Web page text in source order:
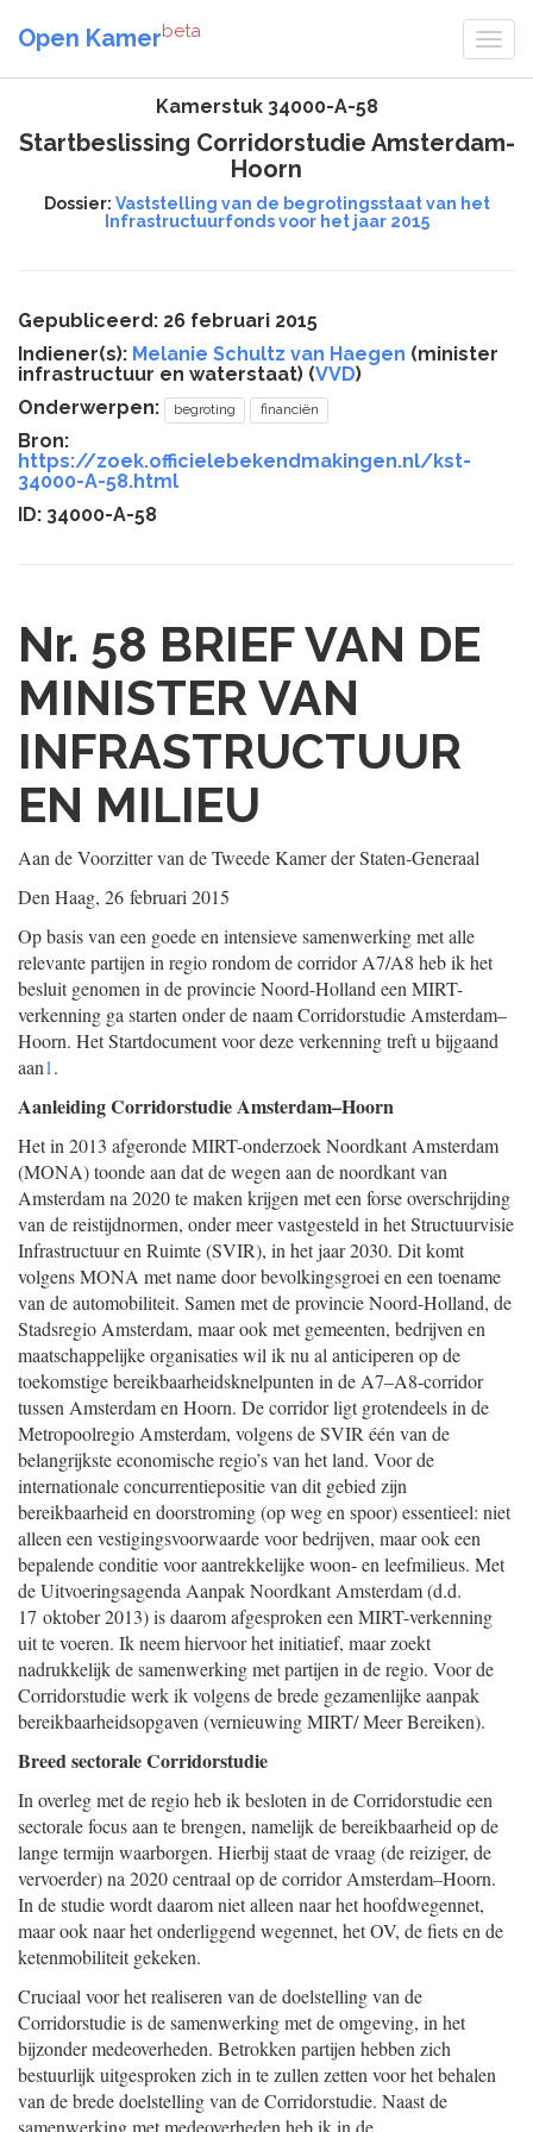
Open Kamerbeta
Kamerstuk 34000-A-58
Startbeslissing Corridorstudie Amsterdam-
Hoorn
Dossier: Vaststelling van de begrotingsstaat van het
Infrastructuurfonds voor het jaar 2015
Gepubliceerd: 26 februari 2015
Indiener(s): Melanie Schultz van Haegen (minister
infrastructuur en waterstaat) (VVD)
Onderwerpen:
begroting financiën
Bron:
https://zoek.officielebekendmakingen.nl/kst-
34000-A-58.html
ID: 34000-A-58
Nr. 58 BRIEF VAN DE
MINISTER VAN
INFRASTRUCTUUR
EN MILIEU
Aan de Voorzitter van de Tweede Kamer der Staten-Generaal
Den Haag, 26 februari 2015
Op basis van een goede en intensieve samenwerking met alle
relevante partijen in regio rondom de corridor A7/A8 heb ik het
besluit genomen in de provincie Noord-Holland een MIRT-
verkenning ga starten onder de naam Corridorstudie Amsterdam–
Hoorn. Het Startdocument voor deze verkenning treft u bijgaand
aan1.
Aanleiding Corridorstudie Amsterdam–Hoorn
Het in 2013 afgeronde MIRT-onderzoek Noordkant Amsterdam
(MONA) toonde aan dat de wegen aan de noordkant van
Amsterdam na 2020 te maken krijgen met een forse overschrijding
van de reistijdnormen, onder meer vastgesteld in het Structuurvisie
Infrastructuur en Ruimte (SVIR), in het jaar 2030. Dit komt
volgens MONA met name door bevolkingsgroei en een toename
van de automobiliteit. Samen met de provincie Noord-Holland, de
Stadsregio Amsterdam, maar ook met gemeenten, bedrijven en
maatschappelijke organisaties wil ik nu al anticiperen op de
toekomstige bereikbaarheidsknelpunten in de A7–A8-corridor
tussen Amsterdam en Hoorn. De corridor ligt grotendeels in de
Metropoolregio Amsterdam, volgens de SVIR één van de
belangrijkste economische regio’s van het land. Voor de
internationale concurrentiepositie van dit gebied zijn
bereikbaarheid en doorstroming (op weg en spoor) essentieel: niet
alleen een vestigingsvoorwaarde voor bedrijven, maar ook een
bepalende conditie voor aantrekkelijke woon- en leefmilieus. Met
de Uitvoeringsagenda Aanpak Noordkant Amsterdam (d.d.
17 oktober 2013) is daarom afgesproken een MIRT-verkenning
uit te voeren. Ik neem hiervoor het initiatief, maar zoekt
nadrukkelijk de samenwerking met partijen in de regio. Voor de
Corridorstudie werk ik volgens de brede gezamenlijke aanpak
bereikbaarheidsopgaven (vernieuwing MIRT/ Meer Bereiken).
Breed sectorale Corridorstudie
In overleg met de regio heb ik besloten in de Corridorstudie een
sectorale focus aan te brengen, namelijk de bereikbaarheid op de
lange termijn waarborgen. Hierbij staat de vraag (de reiziger, de
vervoerder) na 2020 centraal op de corridor Amsterdam–Hoorn.
In de studie wordt daarom niet alleen naar het hoofdwegennet,
maar ook naar het onderliggend wegennet, het OV, de fiets en de
ketenmobiliteit gekeken.
Cruciaal voor het realiseren van de doelstelling van de
Corridorstudie is de samenwerking met de omgeving, in het
bijzonder medeoverheden. Betrokken partijen hebben zich
bestuurlijk uitgesproken zich in te zullen zetten voor het behalen
van de brede doelstelling van de Corridorstudie. Naast de
samenwerking met medeoverheden heb ik in de